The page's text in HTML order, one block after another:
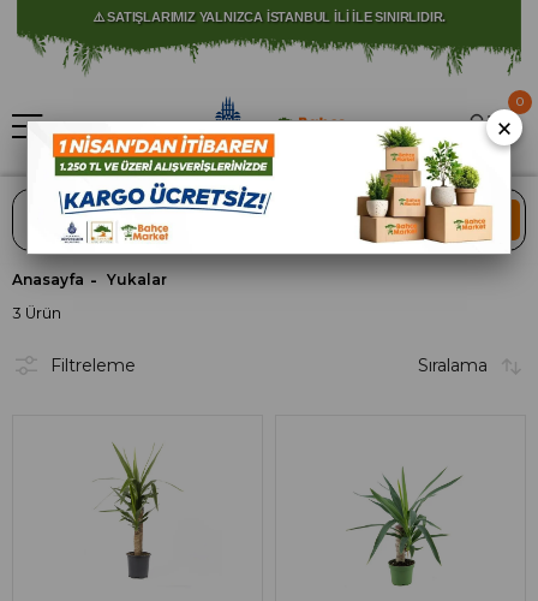
⚠️ SATIŞLARIMIZ YALNIZCA İSTANBUL İLİ İLE SINIRLIDIR.
ARA
0
Anasayfa
Yukalar
3 Ürün
Filtreleme Sıralama
×